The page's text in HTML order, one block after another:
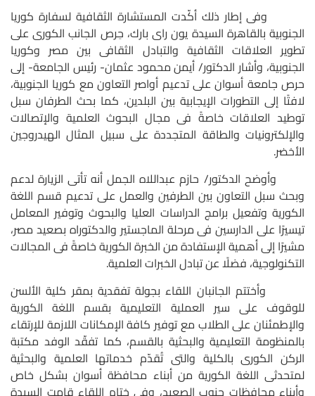
وفى إطار ذلك أكّدت المستشارة الثقافية لسفارة كوريا
الجنوبية بالقاهرة السيدة يون راى بارك، حِرص الجانب الكورى على
تطوير العلاقات الثقافية والتبادل الثقافى بين مصر وكوريا
الجنوبية، وأشار الدكتور/ أيمن محمود عثمان- رئيس الجامعة- إلى
حرص جامعة أسوان على تدعيم أواصر التعاون مع كوريا الجنوبية،
لافتًا إلى التطورات الإيجابية بين البلدين، كما بحث الطرفان سبل
توطيد العلاقات خاصةً فى مجال البحوث العلمية والإتصالات
والإلكترونيات والطاقة المتجددة على سبيل المثال الهيدروجين
الأخضر.
وأوضح الدكتور/ حازم عبداللاه الجمل أنه تأتى الزيارة لدعم
وبحث سبل التعاون بين الطرفين والعمل على تدعيم قسم اللغة
الكورية وتفعيل برامج الدراسات العليا والبحوث وتوفير المعامل
تيسيرًا على الدارسين فى مرحلة الماجستير والدكتوراه بصعيد مصر،
مشيرًا إلى أهمية الإستفادة من الخبرة الكورية خاصةً فى المجالات
التكنولوجية، فضلًا عن تبادل الخبرات العلمية.
وأختتم الجانبان اللقاء بجولة تفقدية بمقر كلية الألسن
للوقوف على سير العملية التعليمية بقسم اللغة الكورية
والإطمئنان على الطلاب مع توفير كافة الإمكانات اللازمة للإرتقاء
بالمنظومة التعليمية والبحثية بالقسم، كما تفقّد الوفد مكتبة
الركن الكورى بالكلية والتى تُقدّم خدماتها العلمية والبحثية
لمتحدثى اللغة الكورية من أبناء محافظة أسوان بشكل خاص
وأبناء محافظات جنوب الصعيد، وفى ختام اللقاء قامت السيدة